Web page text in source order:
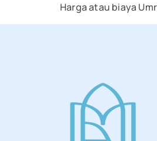
Harga atau biaya